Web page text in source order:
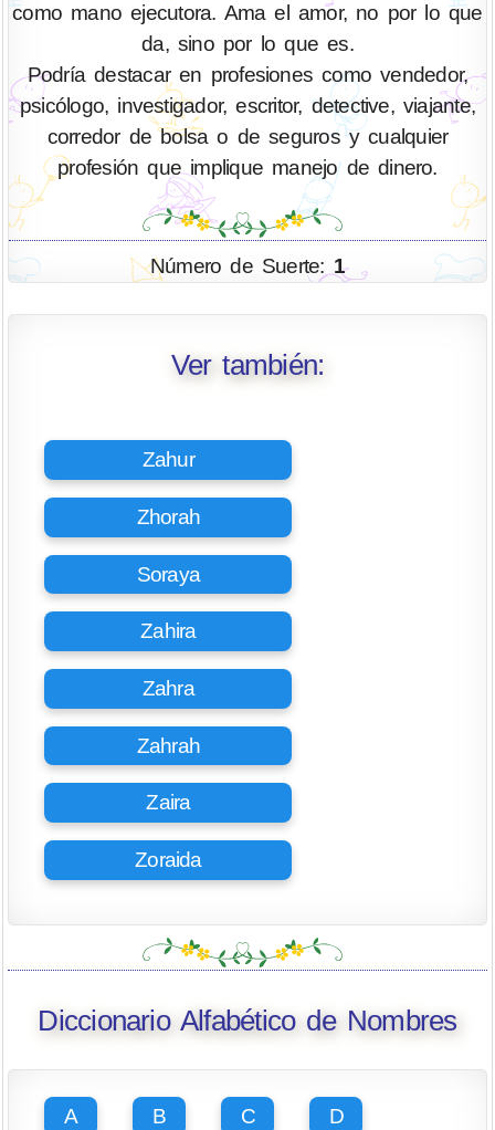
como mano ejecutora. Ama el amor, no por lo que
da, sino por lo que es.
Podría destacar en profesiones como vendedor,
psicólogo, investigador, escritor, detective, viajante,
corredor de bolsa o de seguros y cualquier
profesión que implique manejo de dinero.
Número de Suerte: 1
Ver también:
Zahur
Zhorah
Soraya
Zahira
Zahra
Zahrah
Zaira
Zoraida
Diccionario Alfabético de Nombres
A B C D